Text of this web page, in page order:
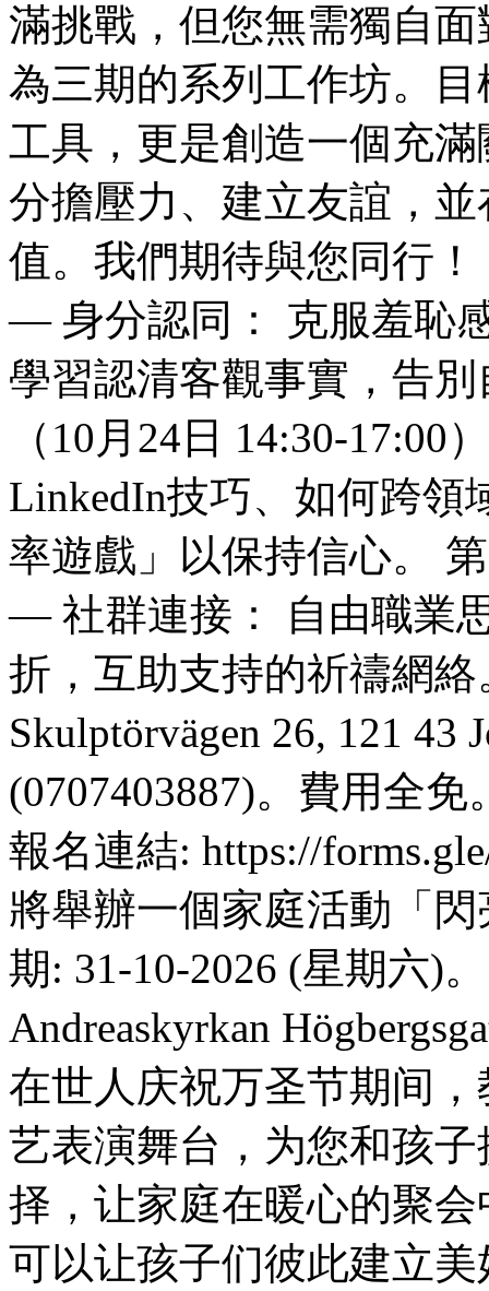
滿挑戰，但您無需獨自
為三期的系列工作坊。
工具，更是創造一個充
分擔壓力、建立友誼，
值。我們期待與您同行！
— 身分認同： 克服羞恥
學習認清客觀事實，告
（10月24日 14:30-
LinkedIn技巧、如何跨領
率遊戲」以保持信心。
— 社群連接： 自由職業
折，互助支持的祈禱網
Skulptörvägen 26, 121 43
(0707403887)。費用全
報名連結: https://
將舉辦一個家庭活動「
期: 31-10-2026 (星期六)
Andreaskyrkan
在世人庆祝万圣节期间
艺表演舞台，为您和孩
择，让家庭在暖心的聚
可以让孩子们彼此建立